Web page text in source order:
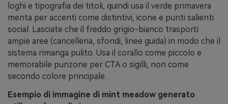
loghi e tipografia dei titoli, quindi usa il verde primavera
menta per accenti come distintivi, icone e punti salienti
social. Lasciate che il freddo grigio-bianco trasporti
ampie aree (cancelleria, sfondi, linee guida) in modo che il
sistema rimanga pulito. Usa il corallo come piccolo e
memorabile punzone per CTA o sigilli, non come
secondo colore principale.
Esempio di immagine di mint meadow generato